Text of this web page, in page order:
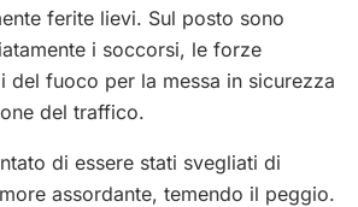
ferite lievi. Sul posto sono
i soccorsi, le forze
del fuoco per la messa in sicurezza
del traffico.
di essere stati svegliati di
assordante, temendo il peggio.